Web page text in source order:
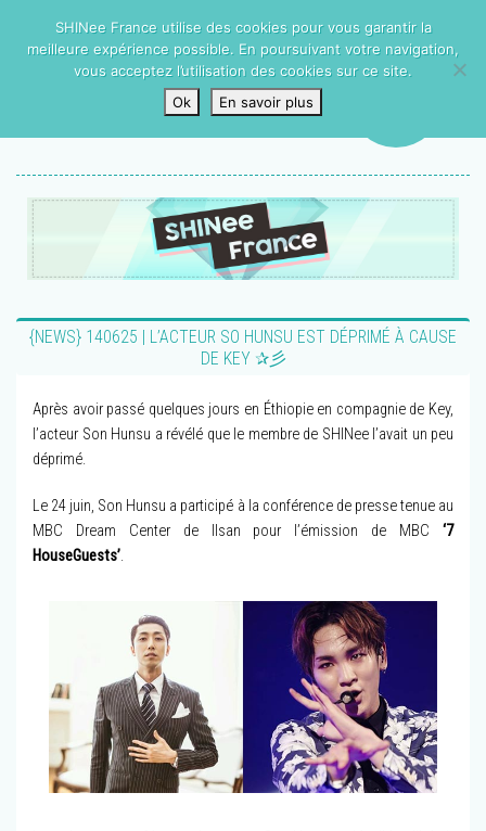
{NEWS} 140625 | L’ACTEUR SO HUNSU EST DÉPRIMÉ À CAUSE
DE KEY ✰彡
Après avoir passé quelques jours en Éthiopie en compagnie de Key,
l’acteur Son Hunsu a révélé que le membre de SHINee l’avait un peu
déprimé.
Le 24 juin, Son Hunsu a participé à la conférence de presse tenue au
MBC Dream Center de Ilsan pour l’émission de MBC ‘7
HouseGuests’.
SHINee France utilise des cookies pour vous garantir la
meilleure expérience possible. En poursuivant votre navigation,
vous acceptez l’utilisation des cookies sur ce site.
Ok
En savoir plus